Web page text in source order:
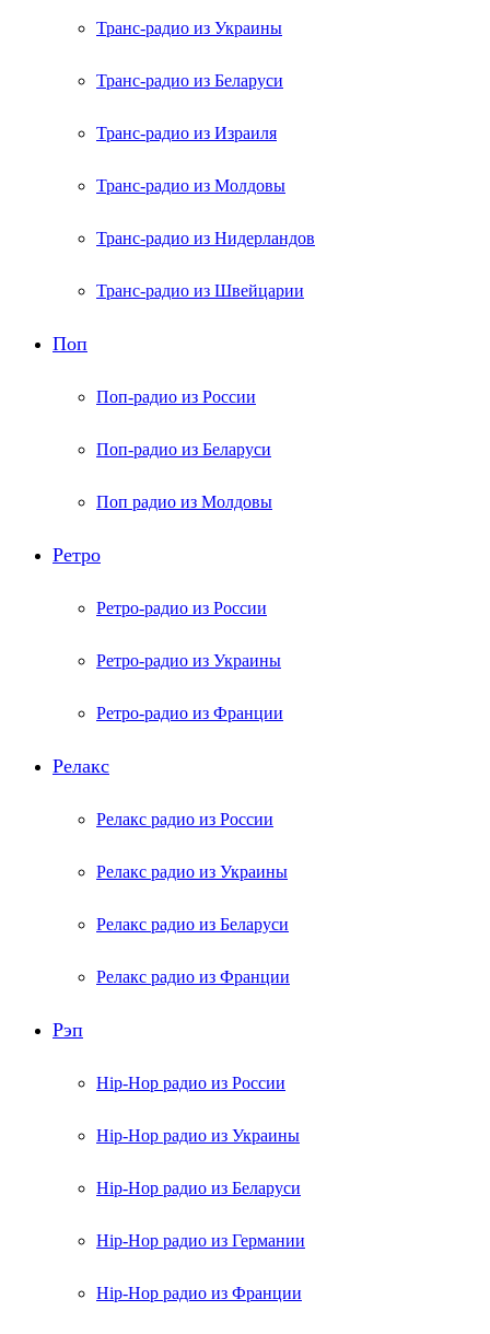
Транс-радио из Украины
Транс-радио из Беларуси
Транс-радио из Израиля
Транс-радио из Молдовы
Транс-радио из Нидерландов
Транс-радио из Швейцарии
Поп
Поп-радио из России
Поп-радио из Беларуси
Поп радио из Молдовы
Ретро
Ретро-радио из России
Ретро-радио из Украины
Ретро-радио из Франции
Релакс
Релакс радио из России
Релакс радио из Украины
Релакс радио из Беларуси
Релакс радио из Франции
Рэп
Hip-Hop радио из России
Hip-Hop радио из Украины
Hip-Hop радио из Беларуси
Hip-Hop радио из Германии
Hip-Hop радио из Франции